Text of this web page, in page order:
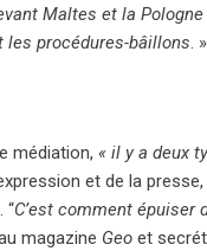
Maltes et la
les procédures-bâillons. »
médiation,« il y a deux
et de la
“C’est comment épuiser
magazine Geo et